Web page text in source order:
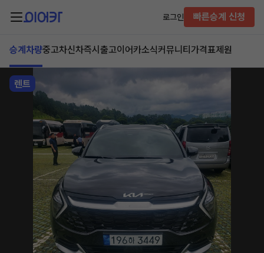
로그인 빠른승계 신청
승계차량중고차신차즉시출고이어카소식커뮤니티 가격표제원
렌트